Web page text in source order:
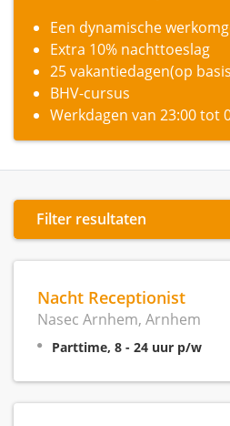
Een dynamische
Extra 10% nachttoeslag
25 vakantiedagen(op
BHV-cursus
Werkdagen van 23:00 tot
Filter resultaten
Nacht Receptionist
Nasec Arnhem, Arnhem
Parttime, 8 - 24 uur p/w